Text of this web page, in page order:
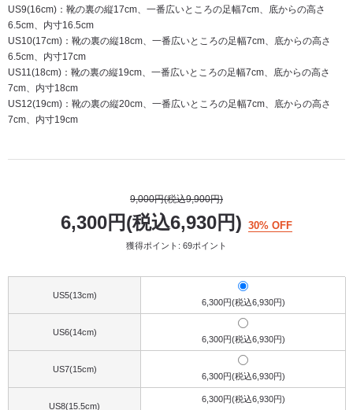
US9(16cm)：靴の裏の縦17cm、一番広いところの足幅7cm、底からの高さ
6.5cm、内寸16.5cm
US10(17cm)：靴の裏の縦18cm、一番広いところの足幅7cm、底からの高さ
6.5cm、内寸17cm
US11(18cm)：靴の裏の縦19cm、一番広いところの足幅7cm、底からの高さ
7cm、内寸18cm
US12(19cm)：靴の裏の縦20cm、一番広いところの足幅7cm、底からの高さ
7cm、内寸19cm
9,000円(税込9,900円)
6,300円(税込6,930円) 30% OFF
獲得ポイント: 69ポイント
US5(13cm)
6,300円(税込6,930円)
US6(14cm)
6,300円(税込6,930円)
US7(15cm)
6,300円(税込6,930円)
US8(15.5cm)
6,300円(税込6,930円)